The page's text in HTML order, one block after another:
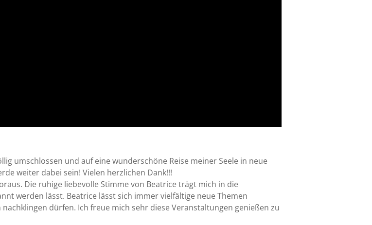
umschlossen und auf eine wunderschöne Reise meiner Seele in neue
weiter dabei sein! Vielen herzlichen Dank!!!
Die ruhige liebevolle Stimme von Beatrice trägt mich in die
werden lässt. Beatrice lässt sich immer vielfältige neue Themen
dürfen. Ich freue mich sehr diese Veranstaltungen genießen zu